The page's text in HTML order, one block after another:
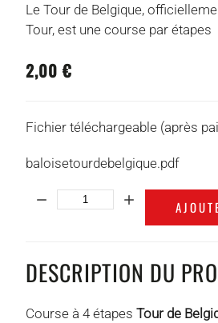
Le Tour de Belgique,
Tour, est une course par étapes
2,00 €
Fichier téléchargeable (après
baloisetourdebelgique.pdf
Quantité:
DESCRIPTION DU
Course à 4 étapes Tour de